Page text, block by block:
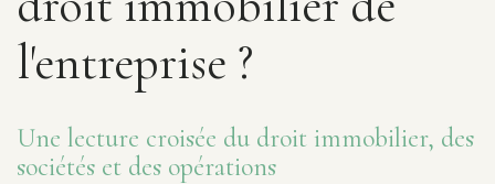
l'entreprise ?
Une lecture croisée du droit immobilier, des
sociétés et des opérations